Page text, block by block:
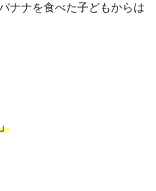
ナナを食べた子どもからは